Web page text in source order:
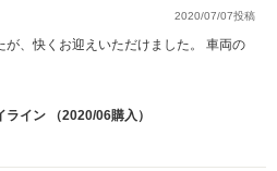
2020/07/07投稿
、快くお迎えいただけました。 車両の
イン （2020/06購入）